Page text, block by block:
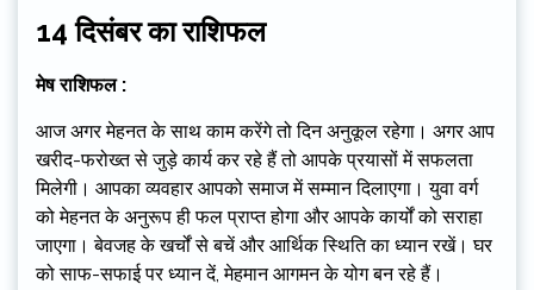
14 दिसंबर का राशिफल
मेष राशिफल :
आज अगर मेहनत के साथ काम करेंगे तो दिन अनुकूल रहेगा। अगर आप
खरीद-फरोख्त से जुड़े कार्य कर रहे हैं तो आपके प्रयासों में सफलता
मिलेगी। आपका व्यवहार आपको समाज में सम्मान दिलाएगा। युवा वर्ग
को मेहनत के अनुरूप ही फल प्राप्त होगा और आपके कार्यों को सराहा
जाएगा। बेवजह के खर्चों से बचें और आर्थिक स्थिति का ध्यान रखें। घर
को साफ-सफाई पर ध्यान दें, मेहमान आगमन के योग बन रहे हैं।